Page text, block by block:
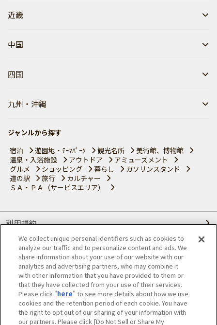
近畿
中国
四国
九州・沖縄
ジャンルから探す
宿泊
遊園地・ﾃｰﾏﾊﾟｰｸ 観光名所
美術館、博物館
温泉・入浴施設
アウトドア
アミューズメント
グルメ
ショッピング 暮らし
ガソリンスタンド
道の駅
旅行
カルチャー
ＳＡ・ＰＡ（サービスエリア）
利用規約
個人情報の取り扱いについて
会員優待サービスの提携をご検討の方へ
JAFホームページ
© JAPAN AUTOMOBILE FEDERATION. All rights reserved.
We collect unique personal identifiers such as cookies to
analyze our traffic and to personalize content and ads. We
share information about your use of our website with our
analytics and advertising partners, who may combine it
with other information that you have provided to them or
that they have collected from your use of their services.
Please click "here" to see more details about how we use
cookies and the retention period of each cookie. You have
the right to opt out of our sharing of your information with
our partners. Please click [Do Not Sell or Share My